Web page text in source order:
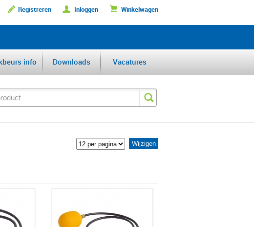
Registreren Inloggen Winkelwagen
VAN DE BENELUX
info Downloads Vacatures